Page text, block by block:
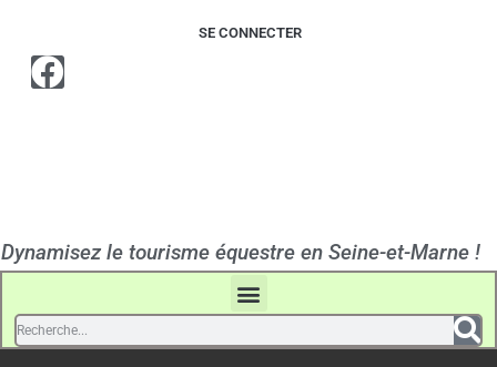
SE CONNECTER
Dynamisez le tourisme équestre en Seine-et-Marne !